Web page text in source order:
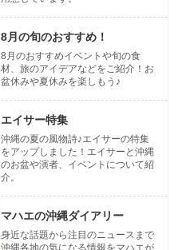
8月の旬のおすすめ！
8月のおすすめイベントや旬の食
材、旅のアイデアなどをご紹介！お
盆休みや夏休みを楽しもう♪
エイサー特集
沖縄の夏の風物詩♪エイサーの特集
をアップしました！エイサーと沖縄
のお盆や演者、イベントについて紹
介。
マハエの沖縄ダイアリー
身近な話題から注目のニュースまで